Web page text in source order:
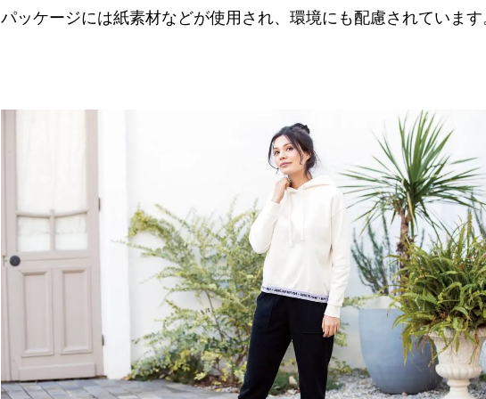
パッケージには紙素材などが使用され、環境にも配慮されていま